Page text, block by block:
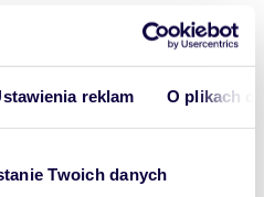
reklam O plikach
Twoich danych
lokale od 70 do 800 m2.
bezpośrednio przy
9 lokali